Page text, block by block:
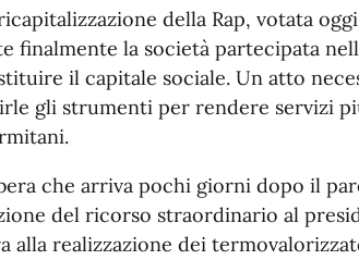
della Rap, votata
finalmente la società partecipata
il capitale sociale. Un atto
gli strumenti per rendere servizi
che arriva pochi giorni dopo il
del ricorso straordinario al
alla realizzazione dei